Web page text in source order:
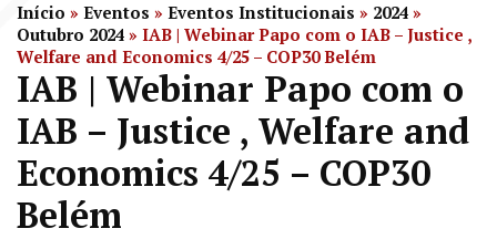
Início » Eventos » Eventos Institucionais » 2024 »
Outubro 2024 » IAB | Webinar Papo com o IAB – Justice ,
Welfare and Economics 4/25 – COP30 Belém
IAB | Webinar Papo com o
IAB – Justice , Welfare and
Economics 4/25 – COP30
Belém